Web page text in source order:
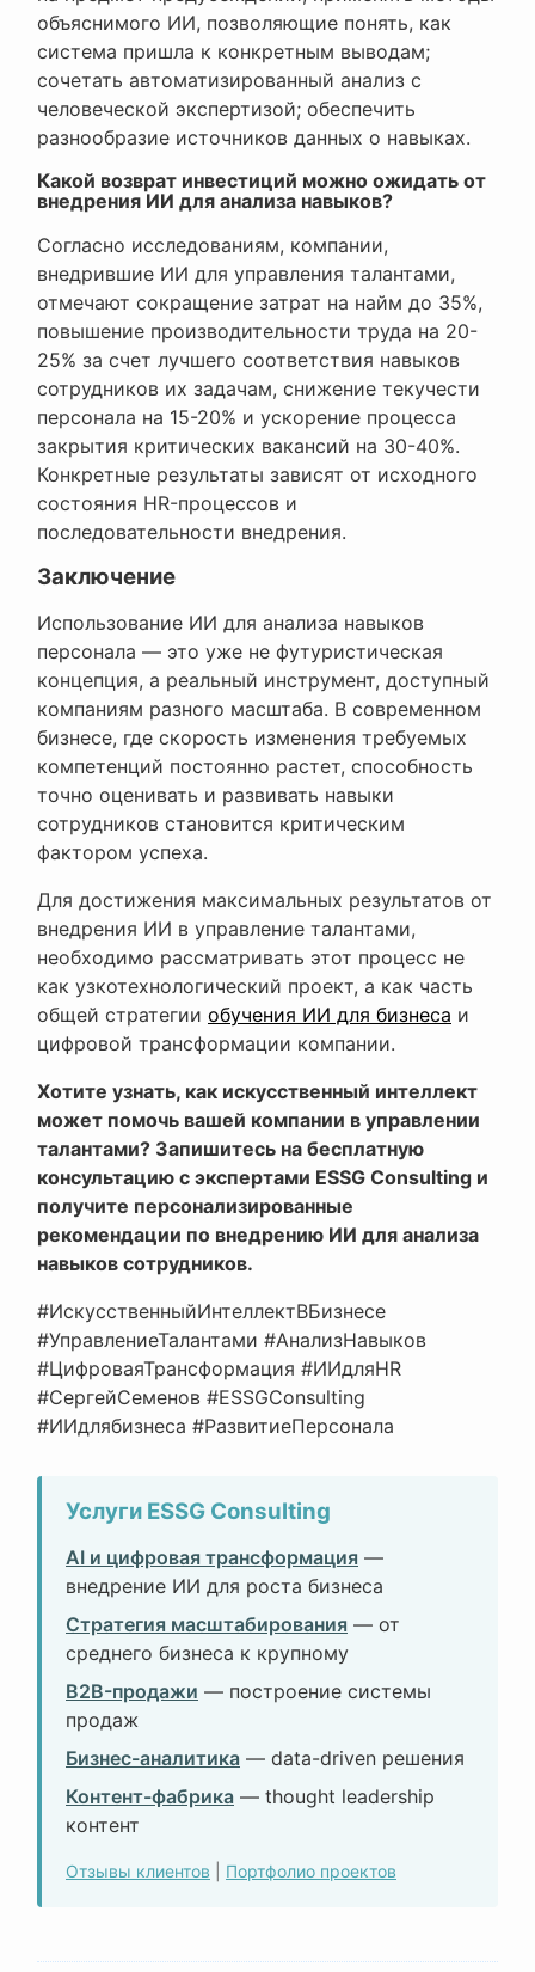
объяснимого ИИ, позволяющие понять, как
система пришла к конкретным выводам;
сочетать автоматизированный анализ с
человеческой экспертизой; обеспечить
разнообразие источников данных о навыках.
Какой возврат инвестиций можно ожидать от
внедрения ИИ для анализа навыков?
Согласно исследованиям, компании,
внедрившие ИИ для управления талантами,
отмечают сокращение затрат на найм до 35%,
повышение производительности труда на 20-
25% за счет лучшего соответствия навыков
сотрудников их задачам, снижение текучести
персонала на 15-20% и ускорение процесса
закрытия критических вакансий на 30-40%.
Конкретные результаты зависят от исходного
состояния HR-процессов и
последовательности внедрения.
Заключение
Использование ИИ для анализа навыков
персонала — это уже не футуристическая
концепция, а реальный инструмент, доступный
компаниям разного масштаба. В современном
бизнесе, где скорость изменения требуемых
компетенций постоянно растет, способность
точно оценивать и развивать навыки
сотрудников становится критическим
фактором успеха.
Для достижения максимальных результатов от
внедрения ИИ в управление талантами,
необходимо рассматривать этот процесс не
как узкотехнологический проект, а как часть
общей стратегии обучения ИИ для бизнеса и
цифровой трансформации компании.
Хотите узнать, как искусственный интеллект
может помочь вашей компании в управлении
талантами? Запишитесь на бесплатную
консультацию с экспертами ESSG Consulting и
получите персонализированные
рекомендации по внедрению ИИ для анализа
навыков сотрудников.
#ИскусственныйИнтеллектВБизнесе
#УправлениеТалантами #АнализНавыков
#ЦифроваяТрансформация #ИИдляHR
#СергейСеменов #ESSGConsulting
#ИИдлябизнеса #РазвитиеПерсонала
Услуги ESSG Consulting
AI и цифровая трансформация —
внедрение ИИ для роста бизнеса
Стратегия масштабирования — от
среднего бизнеса к крупному
B2B-продажи — построение системы
продаж
Бизнес-аналитика — data-driven решения
Контент-фабрика — thought leadership
контент
Отзывы клиентов Портфолио проектов